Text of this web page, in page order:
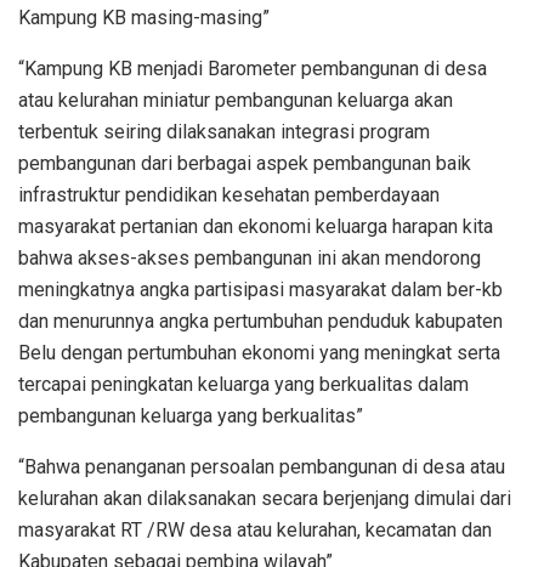
Kampung KB masing-masing”
“Kampung KB menjadi Barometer pembangunan di desa
atau kelurahan miniatur pembangunan keluarga akan
terbentuk seiring dilaksanakan integrasi program
pembangunan dari berbagai aspek pembangunan baik
infrastruktur pendidikan kesehatan pemberdayaan
masyarakat pertanian dan ekonomi keluarga harapan kita
bahwa akses-akses pembangunan ini akan mendorong
meningkatnya angka partisipasi masyarakat dalam ber-kb
dan menurunnya angka pertumbuhan penduduk kabupaten
Belu dengan pertumbuhan ekonomi yang meningkat serta
tercapai peningkatan keluarga yang berkualitas dalam
pembangunan keluarga yang berkualitas”
“Bahwa penanganan persoalan pembangunan di desa atau
kelurahan akan dilaksanakan secara berjenjang dimulai dari
masyarakat RT /RW desa atau kelurahan, kecamatan dan
Kabupaten sebagai pembina wilayah”